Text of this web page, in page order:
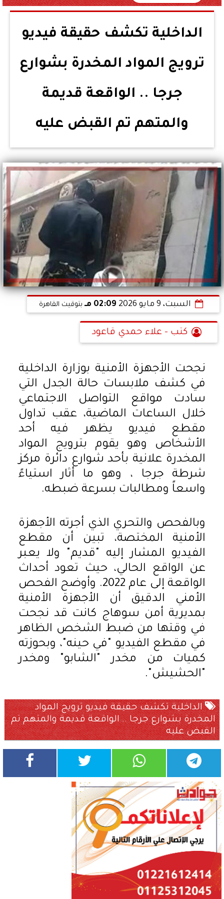
الداخلية تكشف حقيقة فيديو
ترويج المواد المخدرة بشوارع
جرجا .. الواقعة قديمة
والمتهم تم القبض عليه
السبت، 9 مايو 2026 02:09 مـ بتوقيت القاهرة
كتب - علاء حمدي قاعود
نجحت الأجهزة الأمنية بوزارة الداخلية
في كشف ملابسات حالة الجدل التي
سادت مواقع التواصل الاجتماعي
خلال الساعات الماضية، عقب تداول
مقطع فيديو يظهر فيه أحد
الأشخاص وهو يقوم بترويج المواد
المخدرة علانية بأحد شوارع دائرة مركز
شرطة جرجا ، وهو ما أثار استياءً
واسعاً ومطالبات بسرعة ضبطه.
وبالفحص والتحري الذي أجرته الأجهزة
الأمنية المختصة، تبين أن مقطع
الفيديو المشار إليه "قديم" ولا يعبر
عن الواقع الحالي، حيث تعود أحداث
الواقعة إلى عام 2022. وأوضح الفحص
الأمني الدقيق أن الأجهزة الأمنية
بمديرية أمن سوهاج كانت قد نجحت
في وقتها من ضبط الشخص الظاهر
في مقطع الفيديو "في حينه"، وبحوزته
كميات من مخدر "الشابو" ومخدر
"الحشيش".
الداخلية تكشف حقيقة فيديو ترويج المواد
المخدرة بشوارع جرجا .. الواقعة قديمة والمتهم تم
القبض عليه